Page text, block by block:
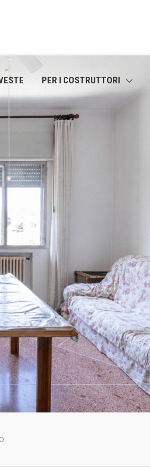
PER I COSTRUTTORI